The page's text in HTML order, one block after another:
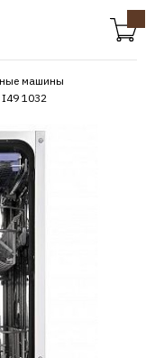
машины
I49 1032